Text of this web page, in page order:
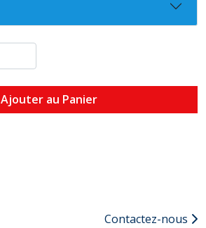
Ajouter au Panier
Contactez-nous